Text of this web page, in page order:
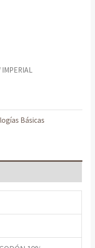
IMPERIAL
Básicas